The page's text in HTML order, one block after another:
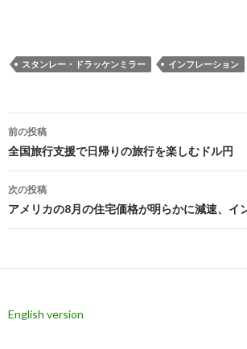
スタンレー・ドラッケンミラー インフレーション
投
稿
ナ
ビ
ゲ
ー
ョ
前の投稿
全国旅行支援で日帰りの旅行を楽しむドル円
次の投稿
アメリカの8月の住宅価格が明らかに減速、イ
English version